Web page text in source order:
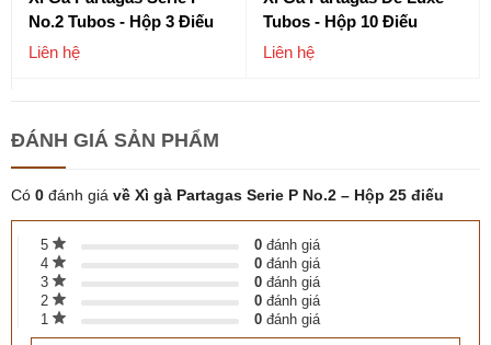
No.2 Tubos - Hộp 3 Điếu
Liên hệ
Tubos - Hộp 10 Điếu
Liên hệ
ĐÁNH GIÁ SẢN PHẨM
Có 0 đánh giá về Xì gà Partagas Serie P No.2 – Hộp 25 điếu
5 0 đánh giá
4
0 đánh giá
3
0 đánh giá
2
0 đánh giá
1
0 đánh giá